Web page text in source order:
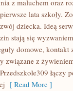
z maluchem oraz
lata szkoły.
dziecka. Ideą
stają się
domowe, kontakt
związane z
łączy
[ Read More ]